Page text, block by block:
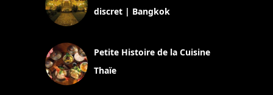
discret | Bangkok
Petite Histoire de la Cuisine
Thaïe